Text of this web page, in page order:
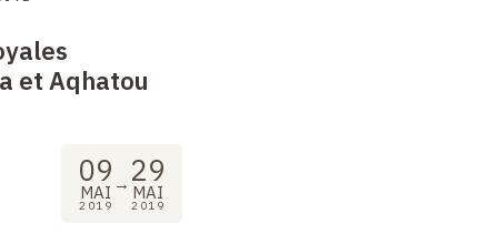
et Aqhatou
09
MAI
2019
→ 29
MAI
2019